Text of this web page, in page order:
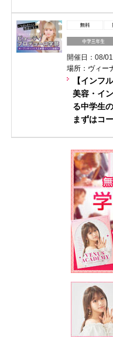
開催日：08/
場所：ヴィー
【インフ
美容・イ
る中学生
まずはコ